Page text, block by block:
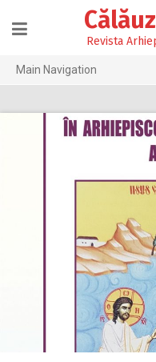
content
Revista
Main Navigation